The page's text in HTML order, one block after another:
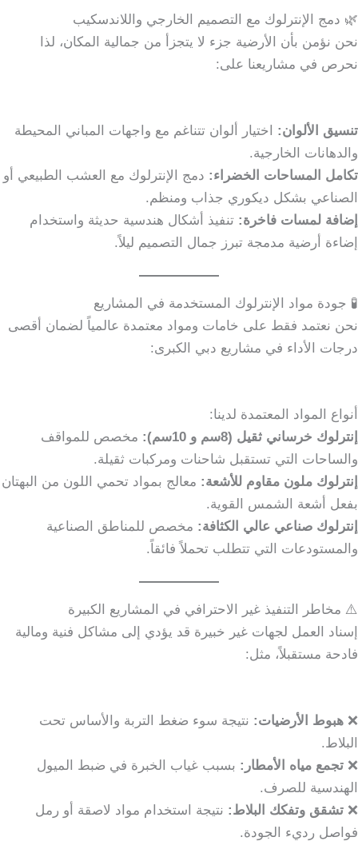
🌿 دمج الإنترلوك مع التصميم الخارجي واللاندسكيب
نحن نؤمن بأن الأرضية جزء لا يتجزأ من جمالية المكان، لذا
نحرص في مشاريعنا على:
تنسيق الألوان: اختيار ألوان تتناغم مع واجهات المباني المحيطة
والدهانات الخارجية.
تكامل المساحات الخضراء: دمج الإنترلوك مع العشب الطبيعي أو
الصناعي بشكل ديكوري جذاب ومنظم.
إضافة لمسات فاخرة: تنفيذ أشكال هندسية حديثة واستخدام
إضاءة أرضية مدمجة تبرز جمال التصميم ليلاً.
🧪 جودة مواد الإنترلوك المستخدمة في المشاريع
نحن نعتمد فقط على خامات ومواد معتمدة عالمياً لضمان أقصى
درجات الأداء في مشاريع دبي الكبرى:
أنواع المواد المعتمدة لدينا:
إنترلوك خرساني ثقيل (8سم و 10سم):
مخصص للمواقف
والساحات التي تستقبل شاحنات ومركبات ثقيلة.
إنترلوك ملون مقاوم للأشعة: معالج بمواد تحمي اللون من البهتان
بفعل أشعة الشمس القوية.
إنترلوك صناعي عالي الكثافة: مخصص للمناطق الصناعية
والمستودعات التي تتطلب تحملاً فائقاً.
⚠️ مخاطر التنفيذ غير الاحترافي في المشاريع الكبيرة
إسناد العمل لجهات غير خبيرة قد يؤدي إلى مشاكل فنية ومالية
فادحة مستقبلاً، مثل:
❌ هبوط الأرضيات: نتيجة سوء ضغط التربة والأساس تحت
البلاط.
❌ تجمع مياه الأمطار: بسبب غياب الخبرة في ضبط الميول
الهندسية للصرف.
❌ تشقق وتفكك البلاط: نتيجة استخدام مواد لاصقة أو رمل
فواصل رديء الجودة.